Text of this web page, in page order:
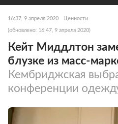
16:37, 9 апреля 2020 Ценности
(обновлено: 16:47, 9 апреля 2020)
Кейт Миддлтон
блузке из масс-
Кембриджская
конференции